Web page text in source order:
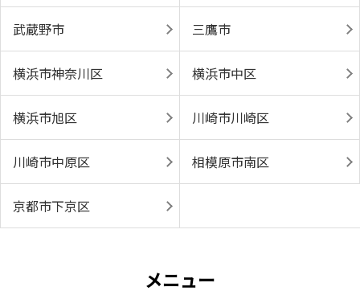
武蔵野市 三鷹市
横浜市神奈川区 横浜市中区
横浜市旭区 川崎市川崎区
川崎市中原区 相模原市南区
京都市下京区
メニュー